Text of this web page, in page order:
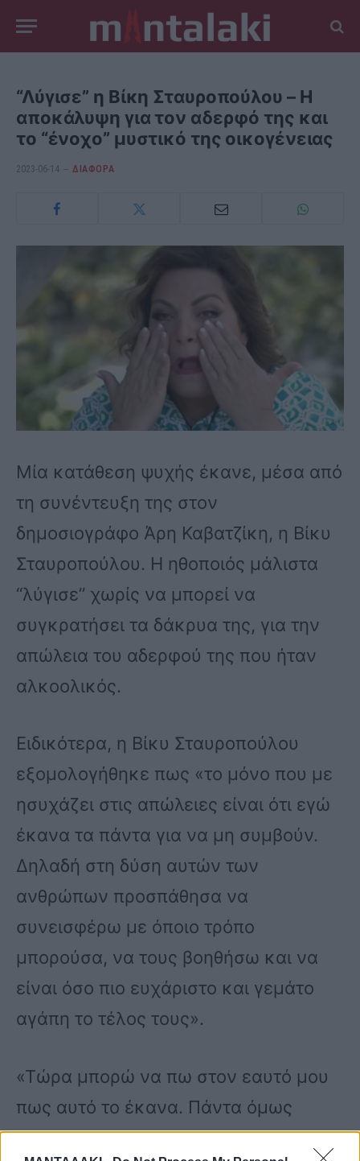
“Λύγισε” η Βίκη Σταυροπούλου – Η
αποκάλυψη για τον αδερφό της και
το “ένοχο” μυστικό της οικογένειας
2023-06-14 ΔΙΆΦΟΡΑ
Μία κατάθεση ψυχής έκανε, μέσα από
τη συνέντευξη της στον
δημοσιογράφο Άρη Καβατζίκη, η Βίκυ
Σταυροπούλου. Η ηθοποιός μάλιστα
“λύγισε” χωρίς να μπορεί να
συγκρατήσει τα δάκρυα της, για την
απώλεια του αδερφού της που ήταν
αλκοολικός.
Ειδικότερα, η Βίκυ Σταυροπούλου
εξομολογήθηκε πως «το μόνο που με
ησυχάζει στις απώλειες είναι ότι εγώ
έκανα τα πάντα για να μη συμβούν.
Δηλαδή στη δύση αυτών των
ανθρώπων προσπάθησα να
συνεισφέρω με όποιο τρόπο
μπορούσα, να τους βοηθήσω και να
είναι όσο πιο ευχάριστο και γεμάτο
αγάπη το τέλος τους».
«Τώρα μπορώ να πω στον εαυτό μου
πως αυτό το έκανα. Πάντα όμως
αισθάνομαι ότι «ρε παιδί μου, μήπως